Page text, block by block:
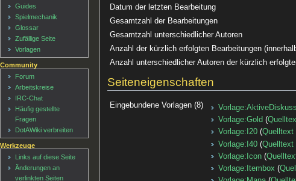
Datum der letzten Bearbeitung
Gesamtzahl der Bearbeitungen
Gesamtzahl unterschiedlicher Autoren
Anzahl der kürzlich erfolgten Bearbeitungen
Anzahl unterschiedlicher Autoren der kürzlich
Seiteneigenschaften
Eingebundene Vorlagen (8)
Vorlage:Gold (
Vorlage:I20(Quelltext
Vorlage:I40(Quelltext
Vorlage:Icon(
Vorlage:Itembox (
Guides
Spielmechanik
Glossar
Zufällige Seite
Vorlagen
Community
Forum
Arbeitskreise
IRC-Chat
Häufig gestellte
Fragen
DotAWiki verbreiten
Werkzeuge
Links auf diese Seite
Änderungen an
verlinkten Seiten